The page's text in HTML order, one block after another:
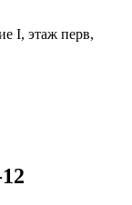
I, этаж перв,